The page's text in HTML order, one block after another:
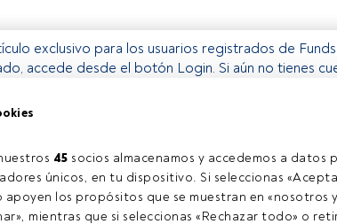
45 socios almacenamos y accedemos a datos
únicos, en tu dispositivo. Si seleccionas
los propósitos que se muestran en «nosotros
mientras que si seleccionas «Rechazar todo» o
exclusivo para los usuarios registrados de
accede desde el botón Login. Si aún no tienes
Email contacto Quiénes somos